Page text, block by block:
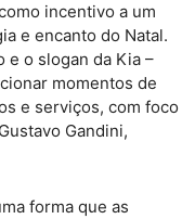
incentivo a um
e encanto do Natal.
e o slogan da Kia –
momentos de
e serviços, com foco
Gandini,
forma que as